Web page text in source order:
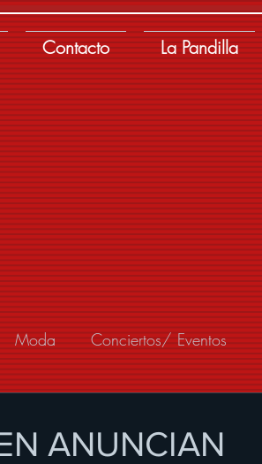
Contacto La Pandilla
Moda Conciertos/ Eventos
ANUNCIAN